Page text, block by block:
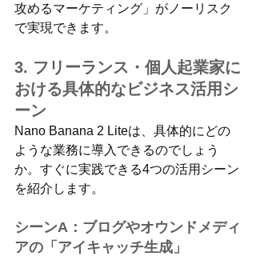
攻めるマーケティング」がノーリスク
で実現できます。
3. フリーランス・個人起業家に
おける具体的なビジネス活用シ
ーン
Nano Banana 2 Liteは、具体的にどの
ような業務に導入できるのでしょう
か。すぐに実践できる4つの活用シーン
を紹介します。
シーンA：ブログやオウンドメディ
アの「アイキャッチ生成」